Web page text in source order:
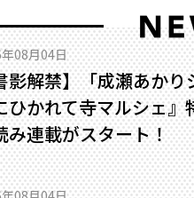
08月04日
影解禁】「成瀬あか
ひかれて寺マルシェ
み連載がスタート！